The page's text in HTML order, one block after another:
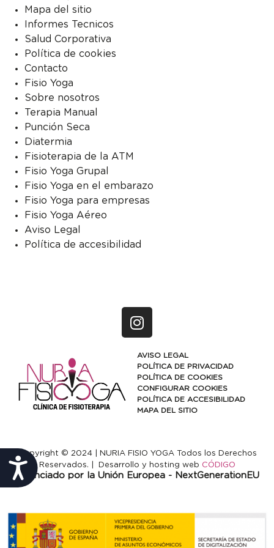
Accesibilidad
Mapa del sitio
Informes Tecnicos
Salud Corporativa
Política de cookies
Contacto
Fisio Yoga
Sobre nosotros
Terapia Manual
Punción Seca
Diatermia
Fisioterapia de la ATM
Fisio Yoga Grupal
Fisio Yoga en el embarazo
Fisio Yoga para empresas
Fisio Yoga Aéreo
Aviso Legal
Política de accesibilidad
AVISO LEGAL
POLÍTICA DE PRIVACIDAD
POLÍTICA DE COOKIES
CONFIGURAR COOKIES
POLÍTICA DE ACCESIBILIDAD
MAPA DEL SITIO
Copyright © 2024 | NURIA FISIO YOGA Todos los Derechos
Reservados. | Desarrollo y hosting web CÓDIGO
Financiado por la Unión Europea - NextGenerationEU